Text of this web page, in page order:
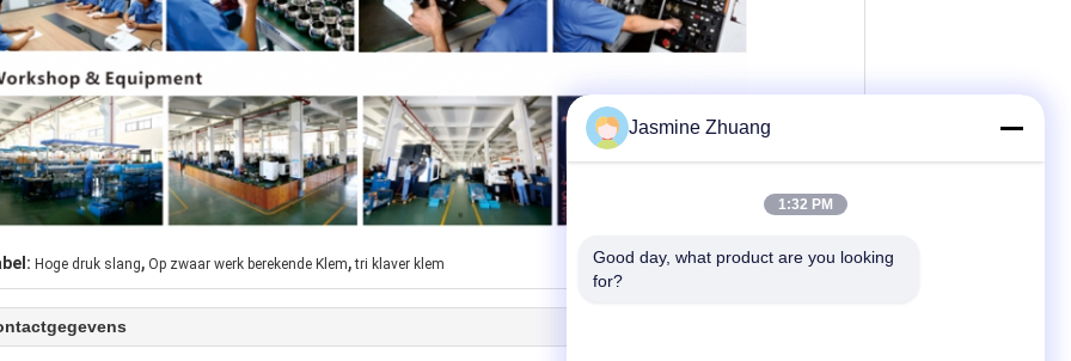
Hoge druk slang, Op zwaar werk berekende Klem, tri klaver klem
Jasmine Zhuang
1:32 PM
Good day, what product are you looking
for?